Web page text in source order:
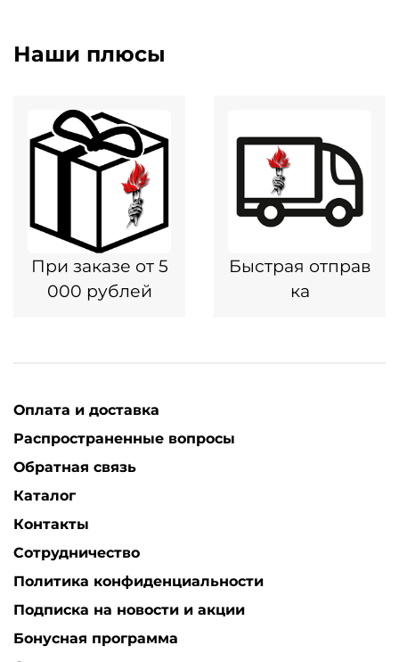
Наши плюсы
При заказе от 5
000 рублей
Быстрая отправ
ка
Оплата и доставка
Распространенные вопросы
Обратная связь
Каталог
Контакты
Сотрудничество
Политика конфиденциальности
Подписка на новости и акции
Бонусная программа